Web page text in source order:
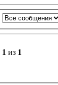
1 из 1